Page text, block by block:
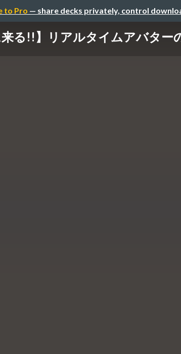
to Pro — share decks privately, control
来る!!】リアルタイムアバタ